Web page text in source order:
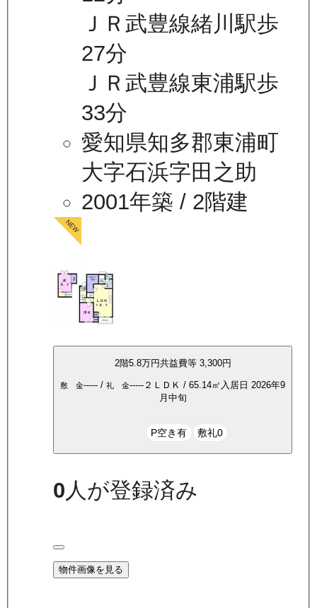
ＪＲ武豊線緒川駅歩
27分
ＪＲ武豊線東浦駅歩
33分
愛知県知多郡東浦町
大字石浜字田之助
2001年築 / 2階建
2階5.8万円共益費等 3,300円
敷 金----- / 礼 金----- ２ＬＤＫ / 65.14㎡ 入居日 2026年9
月中旬
P空き有 敷礼0
0 人が登録済み
物件画像を見る